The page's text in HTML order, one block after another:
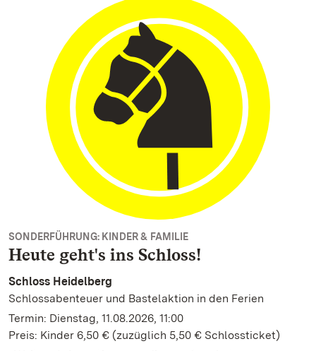
SONDERFÜHRUNG: KINDER & FAMILIE
Heute geht's ins Schloss!
Schloss Heidelberg
Schlossabenteuer und Bastelaktion in den Ferien
Termin: Dienstag, 11.08.2026, 11:00
Preis: Kinder 6,50 € (zuzüglich 5,50 € Schlossticket)